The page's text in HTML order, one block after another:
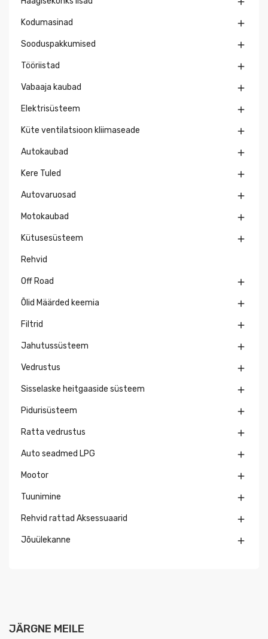
Kodumasinad 
Sooduspakkumised 
Tööriistad 
Vabaaja kaubad 
Elektrisüsteem 
Küte ventilatsioon kliimaseade 
Autokaubad 
Kere Tuled 
Autovaruosad 
Motokaubad 
Kütusesüsteem 
Rehvid
Off Road 
Õlid Määrded keemia 
Filtrid 
Jahutussüsteem 
Vedrustus 
Sisselaske heitgaaside süsteem 
Pidurisüsteem 
Ratta vedrustus 
Auto seadmed LPG 
Mootor 
Tuunimine 
Rehvid rattad Aksessuaarid 
Jõuülekanne 
JÄRGNE MEILE